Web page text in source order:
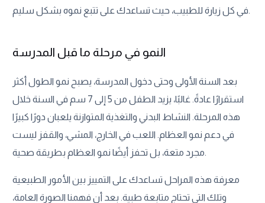
في كل زيارة للطبيب، حيث تساعدك على تتبع نموه بشكل سليم.
النمو في مرحلة ما قبل المدرسة
بعد السنة الأولى وحتى دخول المدرسة، يصبح نمو الطول أكثر
استقرارًا عادةً. غالبًا، يزيد الطفل من 5 إلى 7 سم في السنة خلال
هذه المرحلة. النشاط البدني والتغذية المتوازنة يلعبان دورًا كبيرًا
في دعم نمو العظام. اللعب في الخارج، المشي، والقفز ليست
مجرد متعة، بل تحفز أيضًا نمو العظام بطريقة صحية.
معرفة هذه المراحل تساعدك على التمييز بين الأمور الطبيعية
وتلك التي تحتاج متابعة طبية. بعد أن فهمنا الصورة العامة،